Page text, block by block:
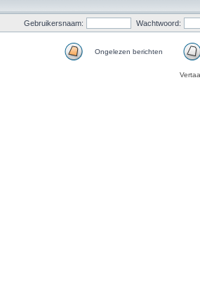
Gebruikersnaam: Wachtwoord:
Ongelezen berichten